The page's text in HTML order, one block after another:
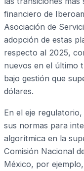
financiero de
Asociación de
adopción de estas
respecto al 2025,
nuevos en el último
bajo gestión que
dólares.
En el eje
sus normas para
algorítmica en la
Comisión Nacional
México, por